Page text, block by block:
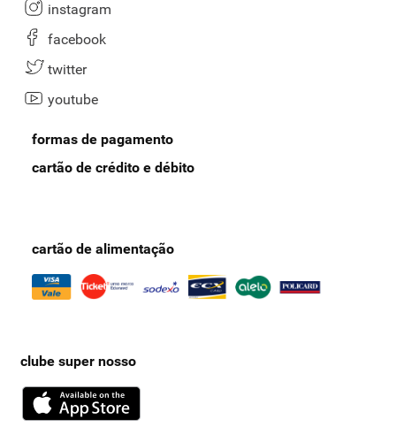
instagram
facebook
twitter
youtube
formas de pagamento
cartão de crédito e débito
cartão de alimentação
clube super nosso